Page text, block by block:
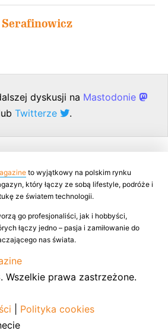
Serafinowicz
dyskusji na Mastodonie
Twitterze .
to wyjątkowy na polskim rynku
który łączy ze sobą lifestyle, podróże i
ze światem technologii.
go profesjonaliści, jak i hobbyści,
łączy jedno – pasja i zamiłowanie do
nas świata.
prawa zastrzeżone.
Polityka cookies